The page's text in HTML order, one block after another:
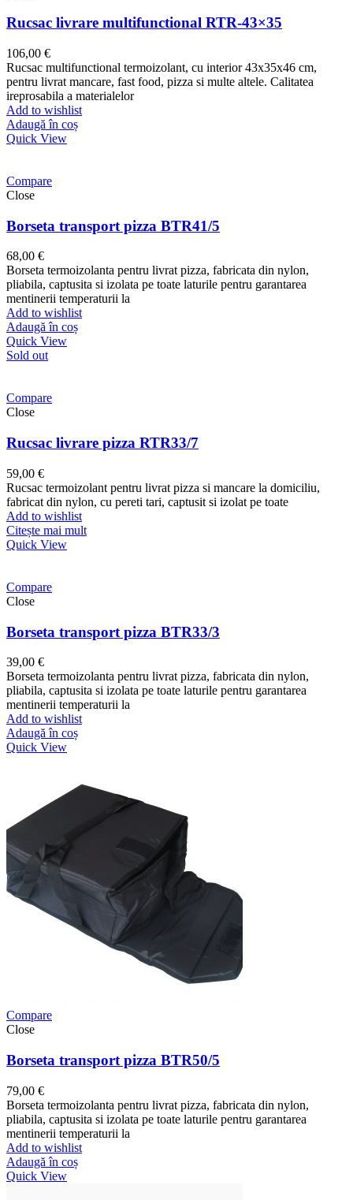
Rucsac livrare multifunctional RTR-43×35
106,00 €
Rucsac multifunctional termoizolant, cu interior 43x35x46 cm,
pentru livrat mancare, fast food, pizza si multe altele. Calitatea
ireprosabila a materialelor
Add to wishlist
Adaugă în coș
Quick View
Compare
Close
Borseta transport pizza BTR41/5
68,00 €
Borseta termoizolanta pentru livrat pizza, fabricata din nylon,
pliabila, captusita si izolata pe toate laturile pentru garantarea
mentinerii temperaturii la
Add to wishlist
Adaugă în coș
Quick View
Sold out
Compare
Close
Rucsac livrare pizza RTR33/7
59,00 €
Rucsac termoizolant pentru livrat pizza si mancare la domiciliu,
fabricat din nylon, cu pereti tari, captusit si izolat pe toate
Add to wishlist
Citește mai mult
Quick View
Compare
Close
Borseta transport pizza BTR33/3
39,00 €
Borseta termoizolanta pentru livrat pizza, fabricata din nylon,
pliabila, captusita si izolata pe toate laturile pentru garantarea
mentinerii temperaturii la
Add to wishlist
Adaugă în coș
Quick View
Compare
Close
Borseta transport pizza BTR50/5
79,00 €
Borseta termoizolanta pentru livrat pizza, fabricata din nylon,
pliabila, captusita si izolata pe toate laturile pentru garantarea
mentinerii temperaturii la
Add to wishlist
Adaugă în coș
Quick View